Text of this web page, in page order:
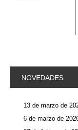
NOVEDADES
13 de marzo de
6 de marzo de